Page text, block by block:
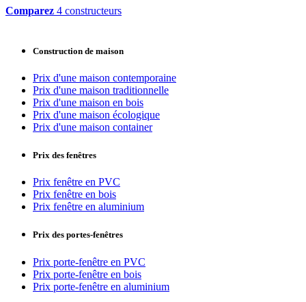
Comparez 4 constructeurs
Construction de maison
Prix d'une maison contemporaine
Prix d'une maison traditionnelle
Prix d'une maison en bois
Prix d'une maison écologique
Prix d'une maison container
Prix des fenêtres
Prix fenêtre en PVC
Prix fenêtre en bois
Prix fenêtre en aluminium
Prix des portes-fenêtres
Prix porte-fenêtre en PVC
Prix porte-fenêtre en bois
Prix porte-fenêtre en aluminium